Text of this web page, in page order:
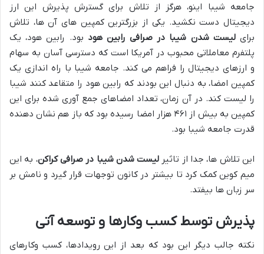
جامعه شیبا اینو، هرگز از تلاش برای گسترش پذیرش این ارز
دیجیتال دست نکشید. یکی از بزرگترین کمپین های آن ها، تلاش
برایلیست شدن شیبا در صرافی رابین هود بود. رابین هود، یک
پلتفرم معاملاتی محبوب در آمریکا است که دسترسی آسان به سهام
و ارزهای دیجیتال را فراهم می کند. جامعه شیبا با راه اندازی یک
کمپین امضا، به دنبال این بودند که رابین هود را متقاعد کنند شیبا
را لیست کند. در آن زمان، تعداد امضاهای جمع آوری شده برای این
کمپین به بیش از ۴۶۱ هزار امضا رسیده بود که باز هم نشان دهنده
قدرت جامعه شیبا بود.
این تلاش ها، جدا از تاثیر لیست شدن شیبا در صرافی کراکن، به این
میم کوین کمک کرد تا بیشتر در کانون توجهات قرار گیرد و نامش بر
سر زبان ها بیفتد.
پذیرش توسط کسب وکارها و توسعه آتی
نکته جالب دیگر این بود که بعد از این رویدادها، کسب وکارهای